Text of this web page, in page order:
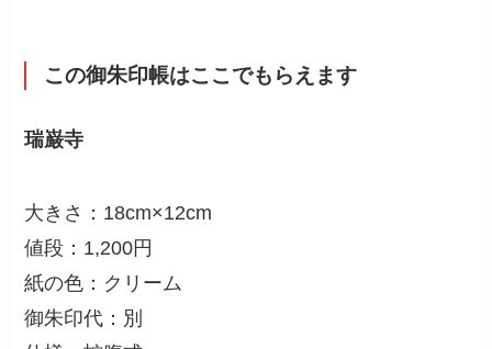
この御朱印帳はここでもらえます
瑞巌寺
大きさ：18cm×12cm
値段：1,200円
紙の色：クリーム
御朱印代：別